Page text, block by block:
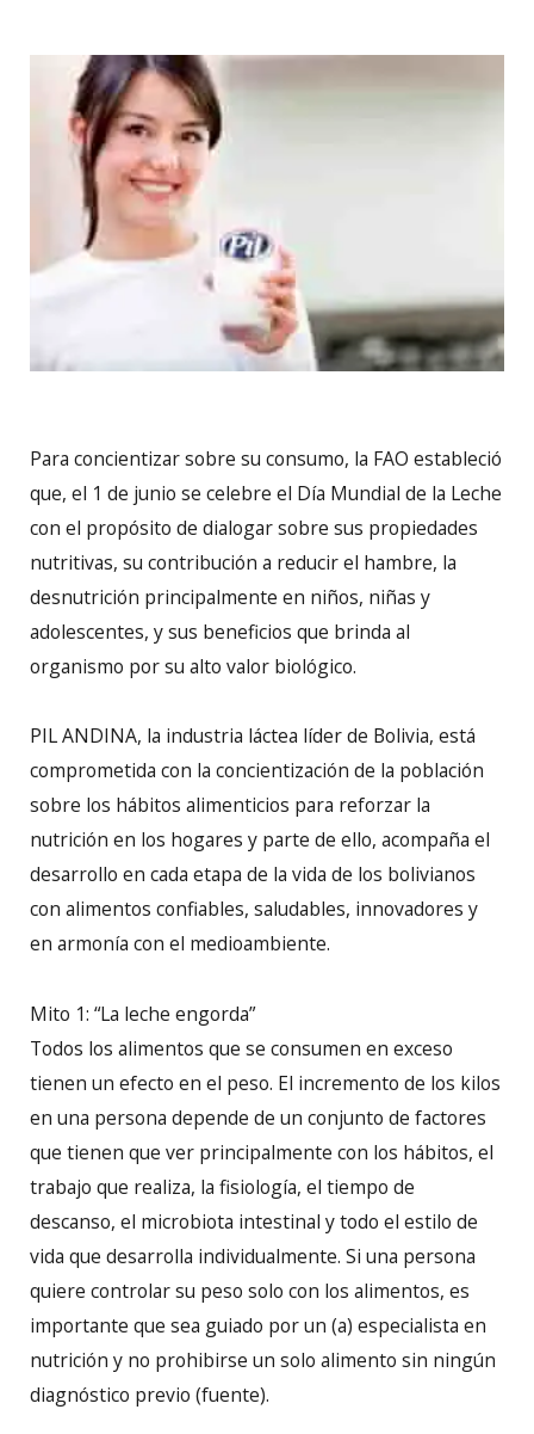
Para concientizar sobre su consumo, la FAO estableció
que, el 1 de junio se celebre el Día Mundial de la Leche
con el propósito de dialogar sobre sus propiedades
nutritivas, su contribución a reducir el hambre, la
desnutrición principalmente en niños, niñas y
adolescentes, y sus beneficios que brinda al
organismo por su alto valor biológico.
PIL ANDINA, la industria láctea líder de Bolivia, está
comprometida con la concientización de la población
sobre los hábitos alimenticios para reforzar la
nutrición en los hogares y parte de ello, acompaña el
desarrollo en cada etapa de la vida de los bolivianos
con alimentos confiables, saludables, innovadores y
en armonía con el medioambiente.
Mito 1: “La leche engorda”
Todos los alimentos que se consumen en exceso
tienen un efecto en el peso. El incremento de los kilos
en una persona depende de un conjunto de factores
que tienen que ver principalmente con los hábitos, el
trabajo que realiza, la fisiología, el tiempo de
descanso, el microbiota intestinal y todo el estilo de
vida que desarrolla individualmente. Si una persona
quiere controlar su peso solo con los alimentos, es
importante que sea guiado por un (a) especialista en
nutrición y no prohibirse un solo alimento sin ningún
diagnóstico previo (fuente).